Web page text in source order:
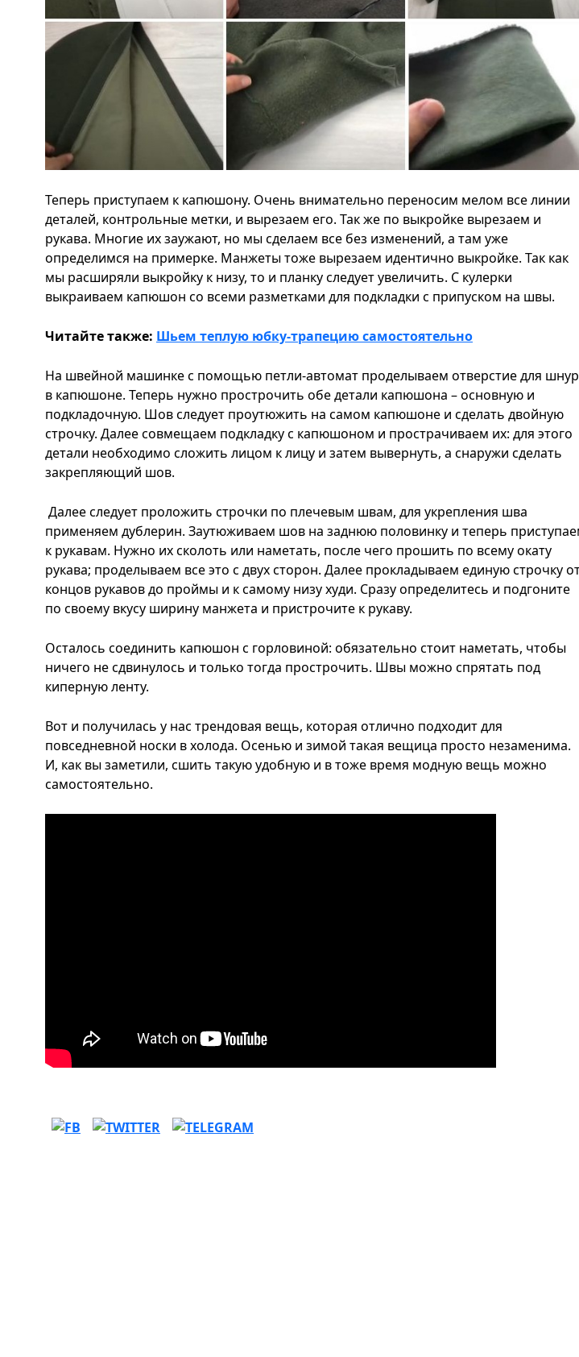
Теперь приступаем к капюшону. Очень внимательно переносим мелом все линии
деталей, контрольные метки, и вырезаем его. Так же по выкройке вырезаем и
рукава. Многие их заужают, но мы сделаем все без изменений, а там уже
определимся на примерке. Манжеты тоже вырезаем идентично выкройке. Так как
мы расширяли выкройку к низу, то и планку следует увеличить. С кулерки
выкраиваем капюшон со всеми разметками для подкладки с припуском на швы.
Читайте также: Шьем теплую юбку-трапецию самостоятельно
На швейной машинке с помощью петли-автомат проделываем отверстие для
в капюшоне. Теперь нужно прострочить обе детали капюшона – основную и
подкладочную. Шов следует проутюжить на самом капюшоне и сделать двойную
строчку. Далее совмещаем подкладку с капюшоном и прострачиваем их: для этого
детали необходимо сложить лицом к лицу и затем вывернуть, а снаружи сделать
закрепляющий шов.
Далее следует проложить строчки по плечевым швам, для укрепления шва
применяем дублерин. Заутюживаем шов на заднюю половинку и теперь
к рукавам. Нужно их сколоть или наметать, после чего прошить по всему окату
рукава; проделываем все это с двух сторон. Далее прокладываем единую строчку
концов рукавов до проймы и к самому низу худи. Сразу определитесь и подгоните
по своему вкусу ширину манжета и пристрочите к рукаву.
Осталось соединить капюшон с горловиной: обязательно стоит наметать, чтобы
ничего не сдвинулось и только тогда прострочить. Швы можно спрятать под
киперную ленту.
Вот и получилась у нас трендовая вещь, которая отлично подходит для
повседневной носки в холода. Осенью и зимой такая вещица просто незаменима.
И, как вы заметили, сшить такую удобную и в тоже время модную вещь можно
самостоятельно.